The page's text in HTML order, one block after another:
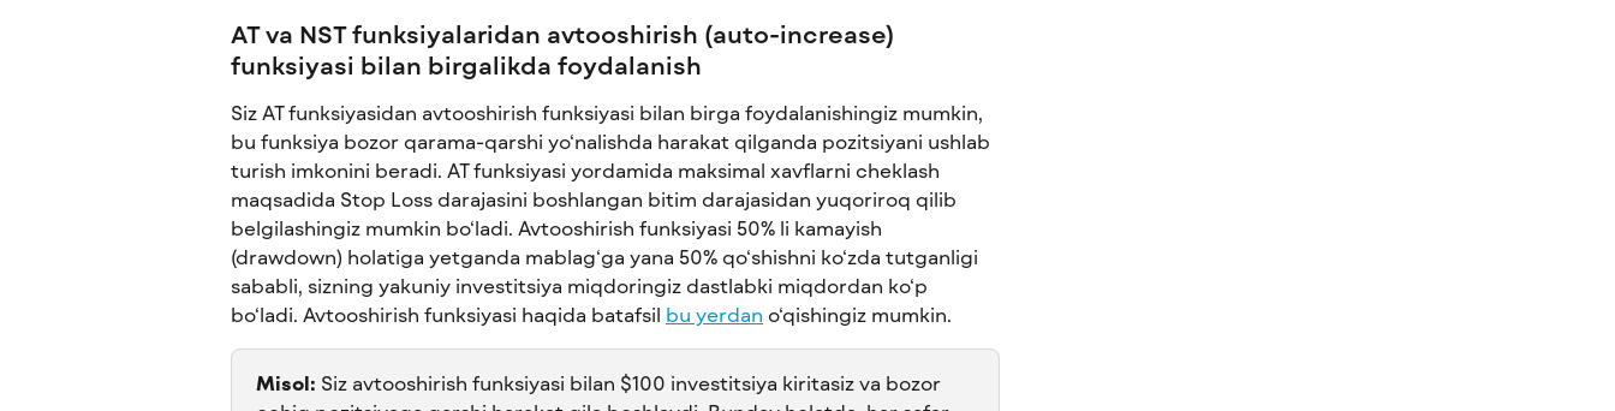
AT va NST funksiyalaridan avtooshirish (auto-increase)
funksiyasi bilan birgalikda foydalanish
Siz AT funksiyasidan avtooshirish funksiyasi bilan birga foydalanishingiz mumkin,
bu funksiya bozor qarama-qarshi yo‘nalishda harakat qilganda pozitsiyani ushlab
turish imkonini beradi. AT funksiyasi yordamida maksimal xavflarni cheklash
maqsadida Stop Loss darajasini boshlangan bitim darajasidan yuqoriroq qilib
belgilashingiz mumkin bo‘ladi. Avtooshirish funksiyasi 50% li kamayish
(drawdown) holatiga yetganda mablag‘ga yana 50% qo‘shishni ko‘zda tutganligi
sababli, sizning yakuniy investitsiya miqdoringiz dastlabki miqdordan ko‘p
bo‘ladi. Avtooshirish funksiyasi haqida batafsil bu yerdan o‘qishingiz mumkin.
Misol: Siz avtooshirish funksiyasi bilan $100 investitsiya kiritasiz va bozor